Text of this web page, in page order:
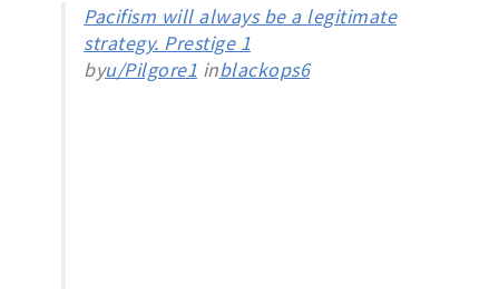
Pacifism will always be a legitimate
strategy. Prestige 1
byu/Pilgore1 inblackops6